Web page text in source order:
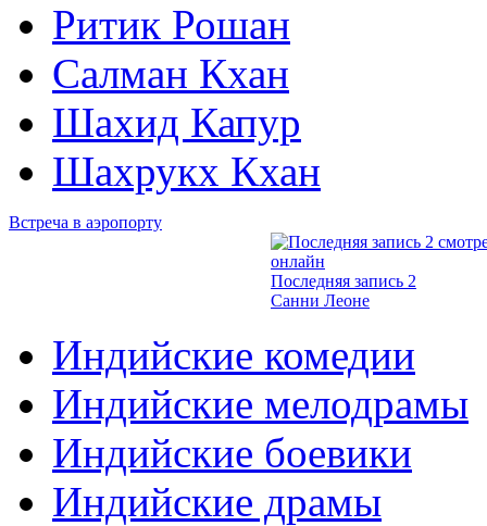
Ритик Рошан
Салман Кхан
Шахид Капур
Шахрукх Кхан
Встреча в аэропорту
Последняя запись 2
Санни Леоне
Индийские комедии
Индийские мелодрамы
Индийские боевики
Индийские драмы